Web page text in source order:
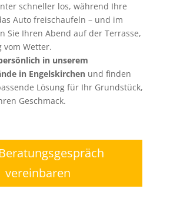
schneller los, während Ihre
Auto freischaufeln – und im
Sie Ihren Abend auf der Terrasse,
vom Wetter.
in unserem
in Engelskirchenund finden
Lösung für Ihr Grundstück,
Geschmack.
vereinbaren